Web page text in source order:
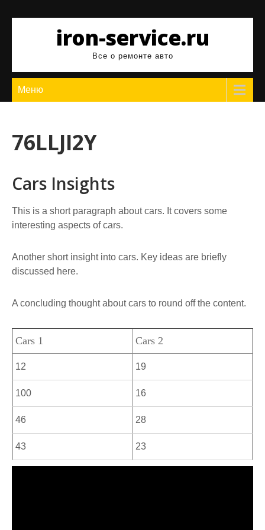
содержимомуiron-service.ru
Все о ремонте авто
Меню
76LLJI2Y
Cars Insights
This is a short paragraph about cars. It covers some
interesting aspects of cars.
Another short insight into cars. Key ideas are briefly
discussed here.
A concluding thought about cars to round off the content.
Cars 1 Cars 2
12 19
100 16
46 28
43 23